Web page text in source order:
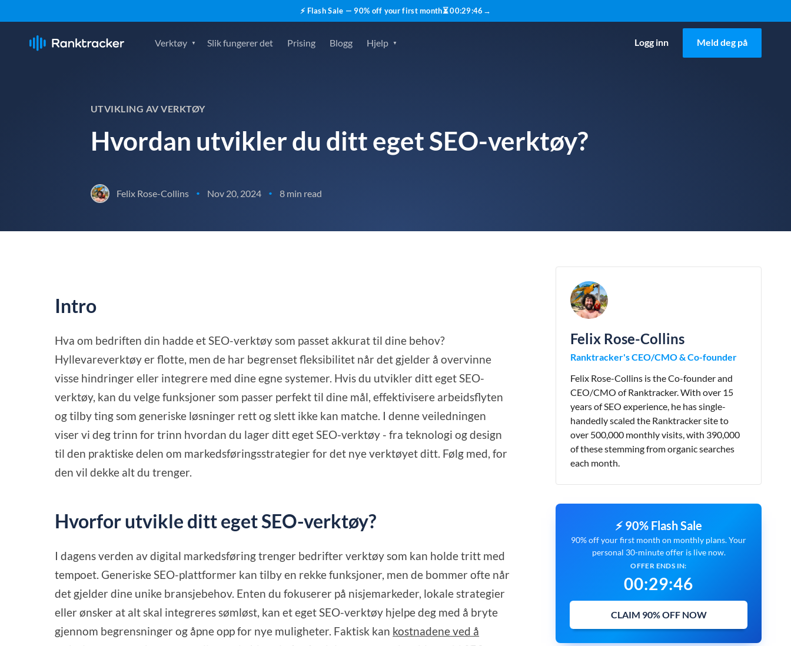
⚡ Flash Sale — 90% off your first month⏳00:29:45 →
Verktøy Slik fungerer det Prising Blogg Hjelp Logg inn Meld deg på
UTVIKLING AV VERKTØY
Hvordan utvikler du ditt eget SEO-verktøy?
Felix Rose-Collins • Nov 20, 2024 • 8 min read
Intro
Hva om bedriften din hadde et SEO-verktøy som passet akkurat til dine behov?
Hyllevareverktøy er flotte, men de har begrenset fleksibilitet når det gjelder å overvinne
visse hindringer eller integrere med dine egne systemer. Hvis du utvikler ditt eget SEO-
verktøy, kan du velge funksjoner som passer perfekt til dine mål, effektivisere arbeidsflyten
og tilby ting som generiske løsninger rett og slett ikke kan matche. I denne veiledningen
viser vi deg trinn for trinn hvordan du lager ditt eget SEO-verktøy - fra teknologi og design
til den praktiske delen om markedsføringsstrategier for det nye verktøyet ditt. Følg med, for
den vil dekke alt du trenger.
Hvorfor utvikle ditt eget SEO-verktøy?
I dagens verden av digital markedsføring trenger bedrifter verktøy som kan holde tritt med
tempoet. Generiske SEO-plattformer kan tilby en rekke funksjoner, men de bommer ofte når
det gjelder dine unike bransjebehov. Enten du fokuserer på nisjemarkeder, lokale strategier
eller ønsker at alt skal integreres sømløst, kan et eget SEO-verktøy hjelpe deg med å bryte
gjennom begrensninger og åpne opp for nye muligheter. Faktisk kan kostnadene ved å
Felix Rose-Collins
Ranktracker's CEO/CMO & Co-founder
Felix Rose-Collins is the Co-founder and
CEO/CMO of Ranktracker. With over 15
years of SEO experience, he has single-
handedly scaled the Ranktracker site to
over 500,000 monthly visits, with 390,000
of these stemming from organic searches
each month.
⚡ 90% Flash Sale
90% off your first month on monthly plans. Your
personal 30-minute offer is live now.
OFFER ENDS IN:
00:29:45
CLAIM 90% OFF NOW